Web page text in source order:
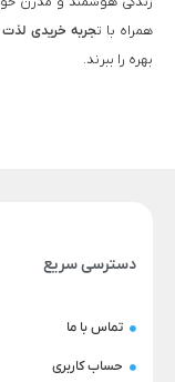
همراه با تجربه خریدی
بهره را ببرند.
دسترسی سریع
تماس با ما
حساب کاربری